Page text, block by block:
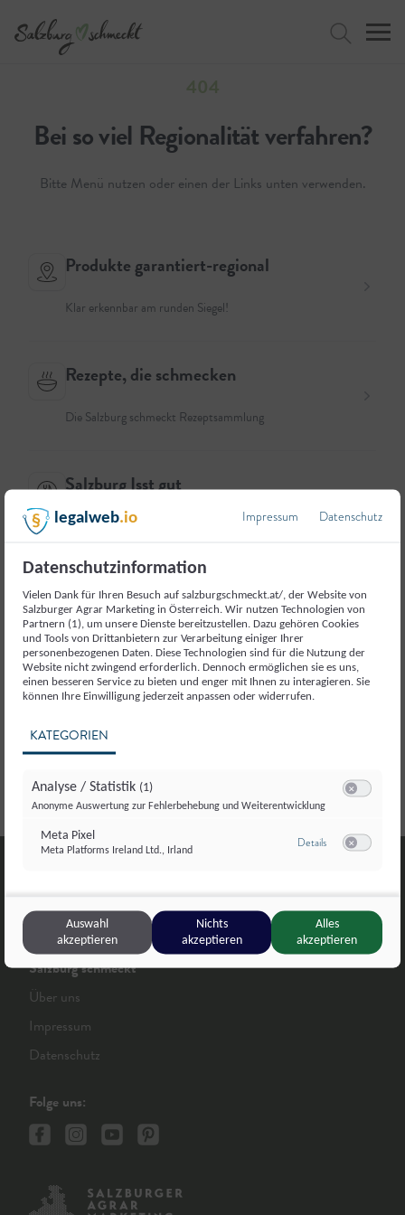
Jetzt suchen
404
Bei so viel Regionalität verfahren?
Bitte Menü nutzen oder einen der Links unten verwenden.
VersuchenProdukte garantiert-regional
Klar erkennbar am runden Siegel!
Rezepte, die schmecken
Die Salzburg schmeckt Rezeptsammlung
Salzburg Isst gut
Das Gute liegt so nah.
Gschichtn, die schmecken
Wer sind die Menschen hinter den regionalen Produkten
und Speisen?
Salzburg schmeckt
Über uns
Impressum
Datenschutz
Folge uns:
legalweb.io Impressum Datenschutz
Datenschutzinformation
Vielen Dank für Ihren Besuch auf salzburgschmeckt.at/, der Website von
Salzburger Agrar Marketing in Österreich. Wir nutzen Technologien von
Partnern (1), um unsere Dienste bereitzustellen. Dazu gehören Cookies
und Tools von Drittanbietern zur Verarbeitung einiger Ihrer
personenbezogenen Daten. Diese Technologien sind für die Nutzung der
Website nicht zwingend erforderlich. Dennoch ermöglichen sie es uns,
einen besseren Service zu bieten und enger mit Ihnen zu interagieren. Sie
können Ihre Einwilligung jederzeit anpassen oder widerrufen.
KATEGORIEN
Analyse / Statistik (1)
Anonyme Auswertung zur Fehlerbehebung und Weiterentwicklung
Meta Pixel
Meta Platforms Ireland Ltd., Irland
Detailszu Meta Pixel
Auswahl
akzeptieren
Nichts
akzeptieren
Alles
akzeptieren